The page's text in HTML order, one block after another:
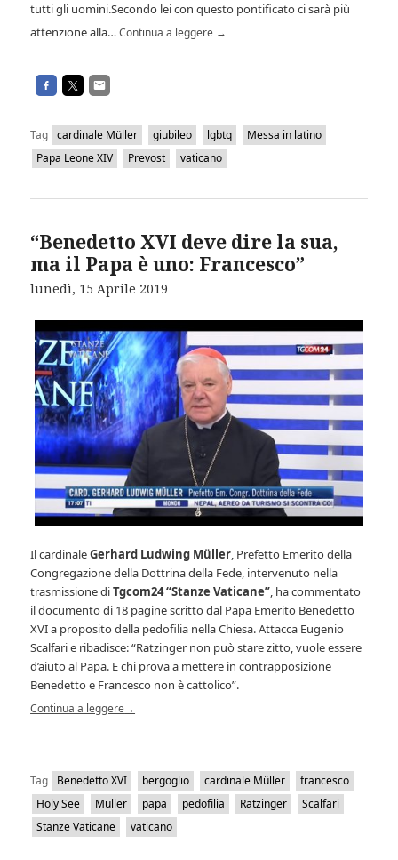
tutti gli uomini.Secondo lei con questo pontificato ci sarà più
attenzione alla…Continua a leggere →
Tag cardinale Müller giubileo lgbtq
Messa in latino
Papa Leone XIV
Prevost vaticano
“Benedetto XVI deve dire la sua,
ma il Papa è uno: Francesco”
lunedì, 15 Aprile 2019
Il cardinaleGerhard Ludwing Müller, Prefetto Emerito della
Congregazione della Dottrina della Fede, intervenuto nella
trasmissione diTgcom24“Stanze Vaticane”, ha commentato
il documento di 18 pagine scritto dal Papa Emerito Benedetto
XVI a proposito della pedofilia nella Chiesa. Attacca Eugenio
Scalfari e ribadisce: “Ratzinger non può stare zitto, vuole essere
d’aiuto al Papa. E chi prova a mettere in contrapposizione
Benedetto e Francesco non è cattolico”.
Continua a leggere→
Tag Benedetto XVI bergoglio cardinale Müller
francesco
Holy See
Muller papa pedofilia Ratzinger
Scalfari
Stanze Vaticane
vaticano